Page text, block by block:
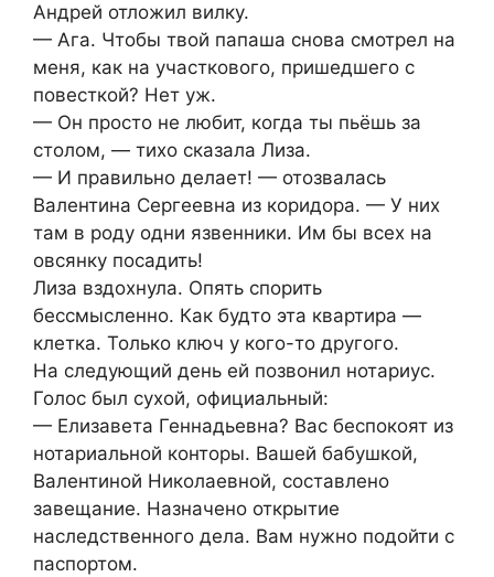
Андрей отложил вилку.
— Ага. Чтобы твой папаша снова смотрел на
меня, как на участкового, пришедшего с
повесткой? Нет уж.
— Он просто не любит, когда ты пьёшь за
столом, — тихо сказала Лиза.
— И правильно делает! — отозвалась
Валентина Сергеевна из коридора. — У них
там в роду одни язвенники. Им бы всех на
овсянку посадить!
Лиза вздохнула. Опять спорить
бессмысленно. Как будто эта квартира —
клетка. Только ключ у кого-то другого.
На следующий день ей позвонил нотариус.
Голос был сухой, официальный:
— Елизавета Геннадьевна? Вас беспокоят из
нотариальной конторы. Вашей бабушкой,
Валентиной Николаевной, составлено
завещание. Назначено открытие
наследственного дела. Вам нужно подойти с
паспортом.